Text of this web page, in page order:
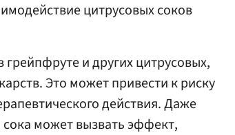
цитрусовых соков
и других цитрусовых,
Это может привести к риску
действия. Даже
может вызвать эффект,